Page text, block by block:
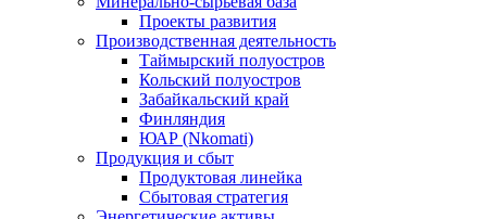
Проекты развития
Производственная деятельность
Таймырский полуостров
Кольский полуостров
Забайкальский край
Финляндия
ЮАР (Nkomati)
Продукция и сбыт
Продуктовая линейка
Сбытовая стратегия